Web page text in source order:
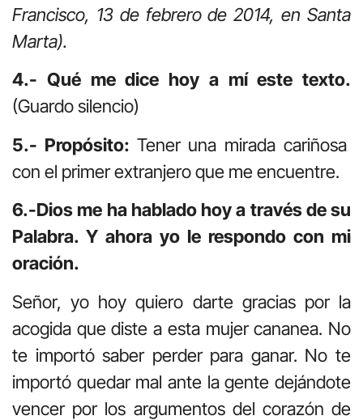
Francisco, 13 de febrero de 2014, en Santa
Marta).
4.- Qué me dice hoy a mí este texto.
(Guardo silencio)
5.- Propósito: Tener una mirada cariñosa
con el primer extranjero que me encuentre.
6.-Dios me ha hablado hoy a través de su
Palabra. Y ahora yo le respondo con mi
oración.
Señor, yo hoy quiero darte gracias por la
acogida que diste a esta mujer cananea. No
te importó saber perder para ganar. No te
importó quedar mal ante la gente dejándote
vencer por los argumentos del corazón de